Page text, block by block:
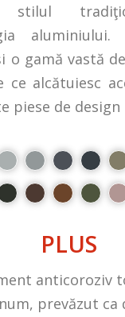
stilul
aluminiului.
o gamă vastă
ce alcătuiesc
piese de
PLUS
anticoroziv
prevăzut ca